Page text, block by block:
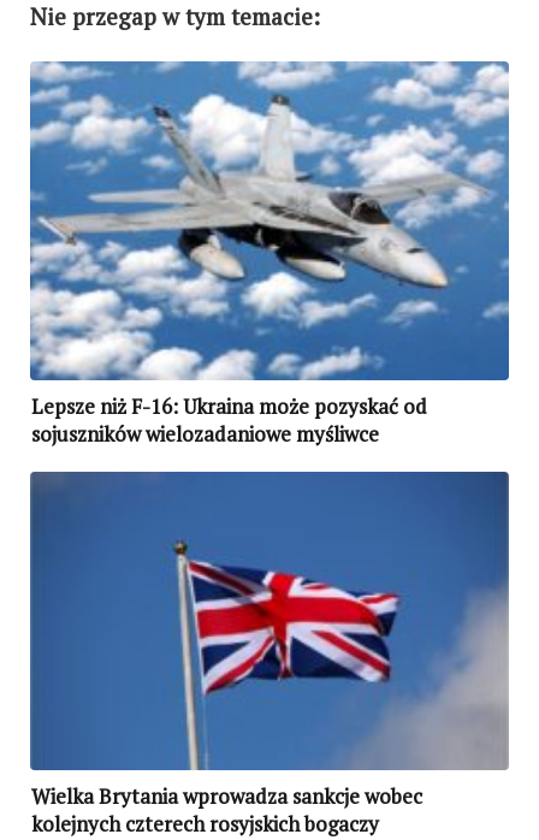
Nie przegap w tym temacie:
Lepsze niż F-16: Ukraina może pozyskać od
sojuszników wielozadaniowe myśliwce
Wielka Brytania wprowadza sankcje wobec
kolejnych czterech rosyjskich bogaczy